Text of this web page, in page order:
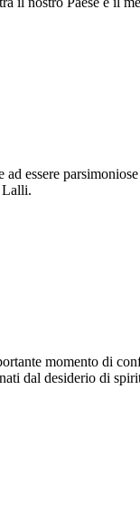
essere
Lalli.
momento di
dal desiderio di